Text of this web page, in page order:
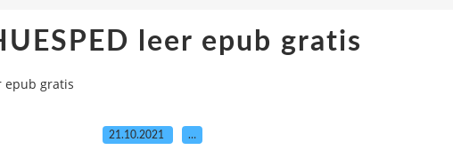
leer epub gratis
epub gratis
21.10.2021 …